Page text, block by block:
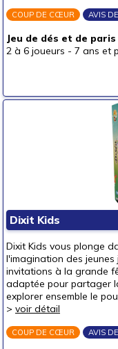
COUP DE CŒUR AVIS
Jeu de dés et de paris
2 à 6 joueurs - 7 ans et
Dixit Kids
Dixit Kids vous plonge
l'imagination des
invitations à la grande
adaptée pour partager
explorer ensemble le
> voir détail
COUP DE CŒUR AVIS